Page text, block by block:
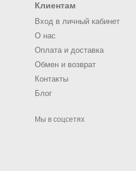
Клиентам
Вход в личный кабинет
О нас
Оплата и доставка
Обмен и возврат
Контакты
Блог
Мы в соцсетях